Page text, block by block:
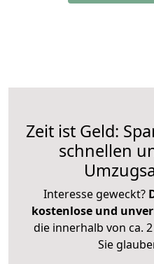
Zeit ist Geld:
schnellen
Interesse geweckt?
kostenlose und
die innerhalb von ca.
Sie